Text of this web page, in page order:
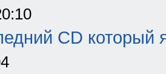
CD который